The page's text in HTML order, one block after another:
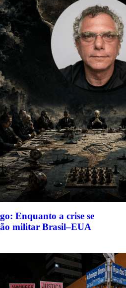
Enquanto a crise se
militar Brasil–EUA